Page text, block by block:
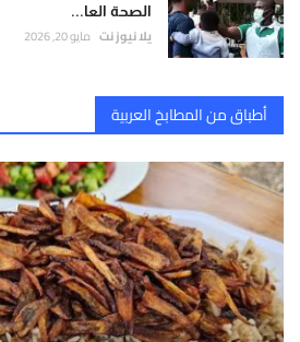
الصحة العا...
يلا نيوز نت مايو 20, 2026
أطباق من المطابخ العربية